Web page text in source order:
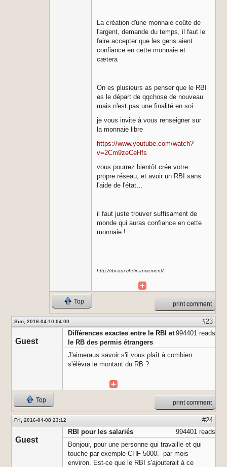
La création d'une monnaie coûte de
l'argent, demande du temps, il faut le
faire accepter que les gens aient
confiance en cette monnaie et
cætera
On es plusieurs as penser que le RBI
es le départ de qqchose de nouveau
mais n'est pas une finalité en soi…
​je vous invite à vous renseigner sur
la monnaie libre
https://www.youtube.com/watch?
v=2Cm9zeCeHfs
vous pourrez bientôt crée votre
propre réseau, et avoir un RBI sans
l'aide de l'état…
​il faut juste trouver suffisament de
monde qui auras confiance en cette
monnaie !
http://rbi-oui.ch/financement/
Top print comment
Sun, 2016-04-10 04:00 #23
Guest
994401 reads
Différences exactes entre le RBI et
le RB des permis étrangers
J'aimeraus savoir s'il vous plaît à combien
s'élèvra le montant du RB ?
Top print comment
Fri, 2016-04-08 23:12 #24
Guest
994401 reads
RBI pour les salariés
Bonjour, pour une personne qui travaille et qui
touche par exemple CHF 5000.- par mois
environ. Est-ce que le RBI s'ajouterait à ce